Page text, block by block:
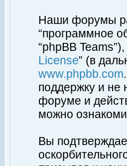
Наши форумы
“программное
“phpBB
License” (в
www.phpbb.com
поддержку и не
форуме и
можно
Вы